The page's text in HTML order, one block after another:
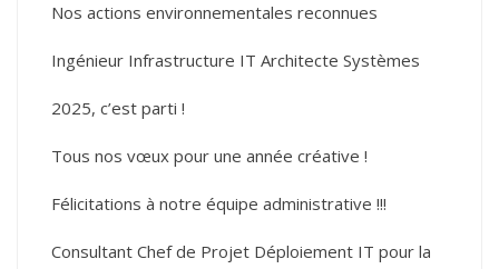
Nos actions environnementales reconnues
Ingénieur Infrastructure IT Architecte Systèmes
2025, c’est parti !
Tous nos vœux pour une année créative !
Félicitations à notre équipe administrative !!!
Consultant Chef de Projet Déploiement IT pour la